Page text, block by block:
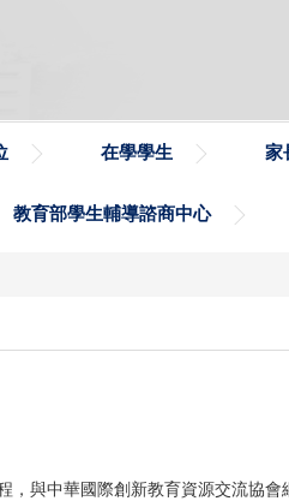
在學學生 家
教育部學生輔導諮商中心
與中華國際創新教育資源交流協